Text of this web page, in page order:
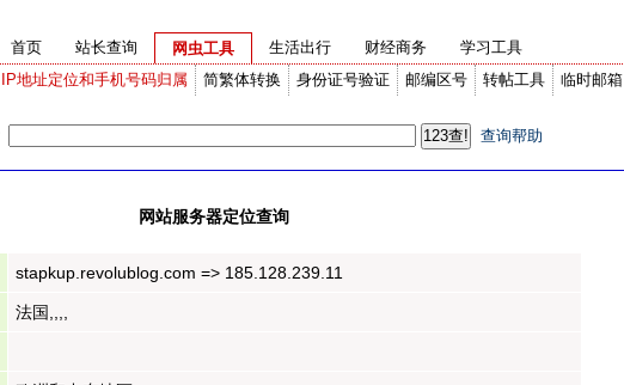
首页 站长查询
网虫工具
IP地址定位和手机号码归属
简繁体转换 身份证号验证 邮编区号 转帖工具 临时邮箱
生活出行 财经商务 学习工具
查询帮助
网站服务器定位查询
stapkup.revolublog.com => 185.128.239.11
法国,,,,